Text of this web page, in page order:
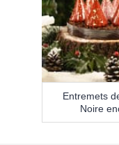
Entremets
Noire